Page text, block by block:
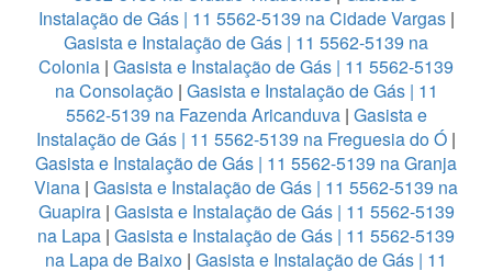
Instalação de Gás | 11 5562-5139 na Cidade Vargas |
Gasista e Instalação de Gás | 11 5562-5139 na
Colonia | Gasista e Instalação de Gás | 11 5562-5139
na Consolação | Gasista e Instalação de Gás | 11
5562-5139 na Fazenda Aricanduva| Gasista e
Instalação de Gás | 11 5562-5139 na Freguesia do Ó |
Gasista e Instalação de Gás | 11 5562-5139 na Granja
Viana | Gasista e Instalação de Gás | 11 5562-5139 na
Guapira| Gasista e Instalação de Gás | 11 5562-5139
na Lapa | Gasista e Instalação de Gás | 11 5562-5139
na Lapa de Baixo | Gasista e Instalação de Gás | 11